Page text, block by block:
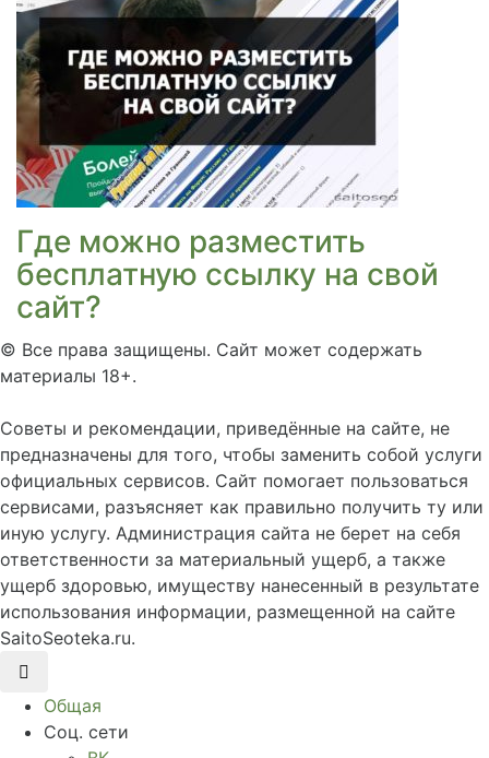
Где можно разместить
бесплатную ссылку на свой
сайт?
© Все права защищены. Сайт может содержать
материалы 18+.
Советы и рекомендации, приведённые на сайте, не
предназначены для того, чтобы заменить собой услуги
официальных сервисов. Сайт помогает пользоваться
сервисами, разъясняет как правильно получить ту или
иную услугу. Администрация сайта не берет на себя
ответственности за материальный ущерб, а также
ущерб здоровью, имуществу нанесенный в результате
использования информации, размещенной на сайте
SaitoSeoteka.ru.
Общая
Соц. сети